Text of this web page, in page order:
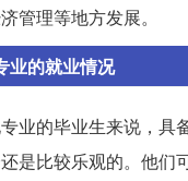
管理等地方发展。
业的就业情况
业的毕业生来说，具
是比较乐观的。他们